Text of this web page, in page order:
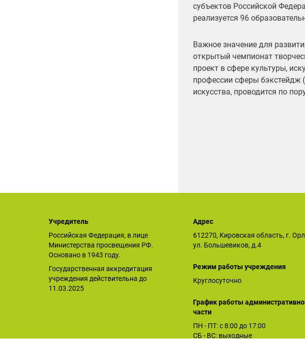
субъектов Российской
реализуется 96
Важное значение для
открытый чемпионат
проект в сфере культуры,
профессии сферы бэкстейдж
искусства, проводится по
Учредитель
Российская Федерация, в лице
Министерства просвещения РФ.
Основано в 1943 году.
Государственная аккредитация
учреждения действительна до
11.03.2025
Адрес
612270, Кировская область, г.
ул. Большевиков, д.4
Режим работы учреждения
Круглосуточно
График работы
части
ПН - ПТ: с 8:00 до 17:00
СБ - ВС: выходные